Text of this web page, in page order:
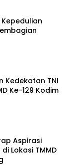
Kedekatan TNI
Ke-129 Kodim
Aspirasi
Lokasi TMMD